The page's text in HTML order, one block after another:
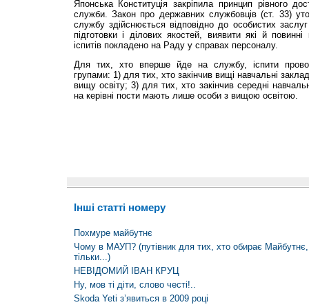
Японська Конституція закріпила принцип рівного
служби. Закон про державних службовців (ст. 33)
службу здійснюється відповідно до особистих
підготовки і ділових якостей, виявити які й повинні
іспитів покладено на Раду у справах персоналу.
Для тих, хто вперше йде на службу, іспити
групами: 1) для тих, хто закінчив вищі навчальні
вищу освіту; 3) для тих, хто закінчив середні
на керівні пости мають лише особи з вищою освітою.
Інші статті номеру
Похмуре майбутнє
Чому в МАУП? (путівник для тих, хто обирає Майбутнє,
тільки...)
НЕВІДОМИЙ ІВАН КРУЦ
Ну, мов ті діти, слово честі!..
Skoda Yeti з’явиться в 2009 році